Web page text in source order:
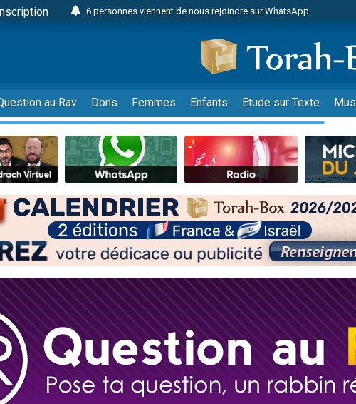
6 personnes viennent de nous rejoindre sur WhatsApp
2 personnes viennent de faire un don pour 1 Journée de
17 personnes viennent de demander une bénédiction
4 personnes viennent de nous rejoindre sur WhatsApp
Il reste 49 places pour étudier en groupe sur Zoom
23 personnes viennent de faire un don pour Diane, 80 ans,
Eva vient de donner son Maasser
4 personnes viennent de nous rejoindre sur WhatsApp
3 personnes viennent de nous rejoindre sur WhatsApp
3 personnes viennent de faire un don pour 5 jours de
Odaya vient de donner son Maasser
13 personnes viennent de demander une bénédiction
2 personnes viennent de nous rejoindre sur WhatsApp
30 personnes viennent de faire un don pour Sauvez la jambe
Il reste 49 places pour étudier en groupe sur Zoom
12 nouvelles musiques dans Torah-Box Music
3 personnes viennent de nous rejoindre sur WhatsApp
2 personnes viennent de nous rejoindre sur WhatsApp
au Rav Dons Femmes Enfants Etude sur Texte